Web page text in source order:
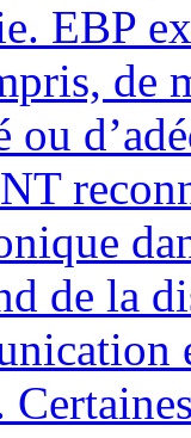
EBP
de
ou
de la